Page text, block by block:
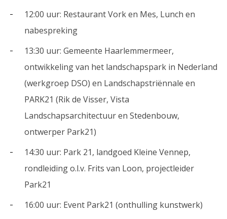
12:00 uur: Restaurant Vork en Mes, Lunch en
nabespreking
13:30 uur: Gemeente Haarlemmermeer,
ontwikkeling van het landschapspark in Nederland
(werkgroep DSO) en Landschapstriënnale en
PARK21 (Rik de Visser, Vista
Landschapsarchitectuur en Stedenbouw,
ontwerper Park21)
14:30 uur: Park 21, landgoed Kleine Vennep,
rondleiding o.l.v. Frits van Loon, projectleider
Park21
16:00 uur: Event Park21 (onthulling kunstwerk)